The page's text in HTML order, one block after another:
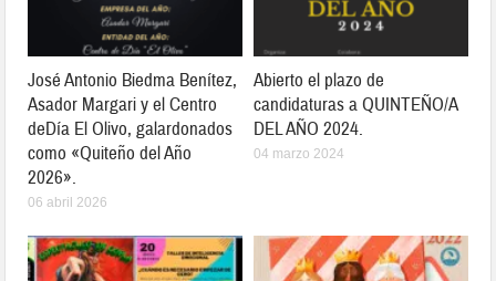
José Antonio Biedma Benítez,
Asador Margari y el Centro
deDía El Olivo, galardonados
como «Quiteño del Año
2026».
06 abril 2026
Abierto el plazo de
candidaturas a QUINTEÑO/A
DEL AÑO 2024.
04 marzo 2024